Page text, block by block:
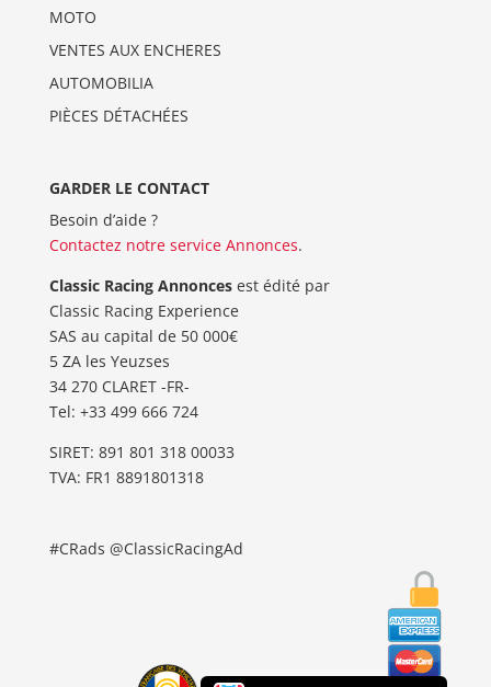
MOTO
VENTES AUX ENCHERES
AUTOMOBILIA
PIÈCES DÉTACHÉES
GARDER LE CONTACT
Besoin d’aide ?
Contactez notre service Annonces.
Classic Racing Annoncesest édité par
Classic Racing Experience
SAS au capital de 50 000€
5 ZA les Yeuzses
34 270 CLARET -FR-
Tel: ‭+33 499 666 724‬
SIRET: 891 801 318 00033
TVA: FR1 8891801318
#CRads @ClassicRacingAd